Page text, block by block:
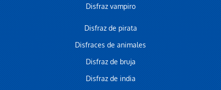
Disfraz vampiro
Disfraz de pirata
Disfraces de animales
Disfraz de bruja
Disfraz de india